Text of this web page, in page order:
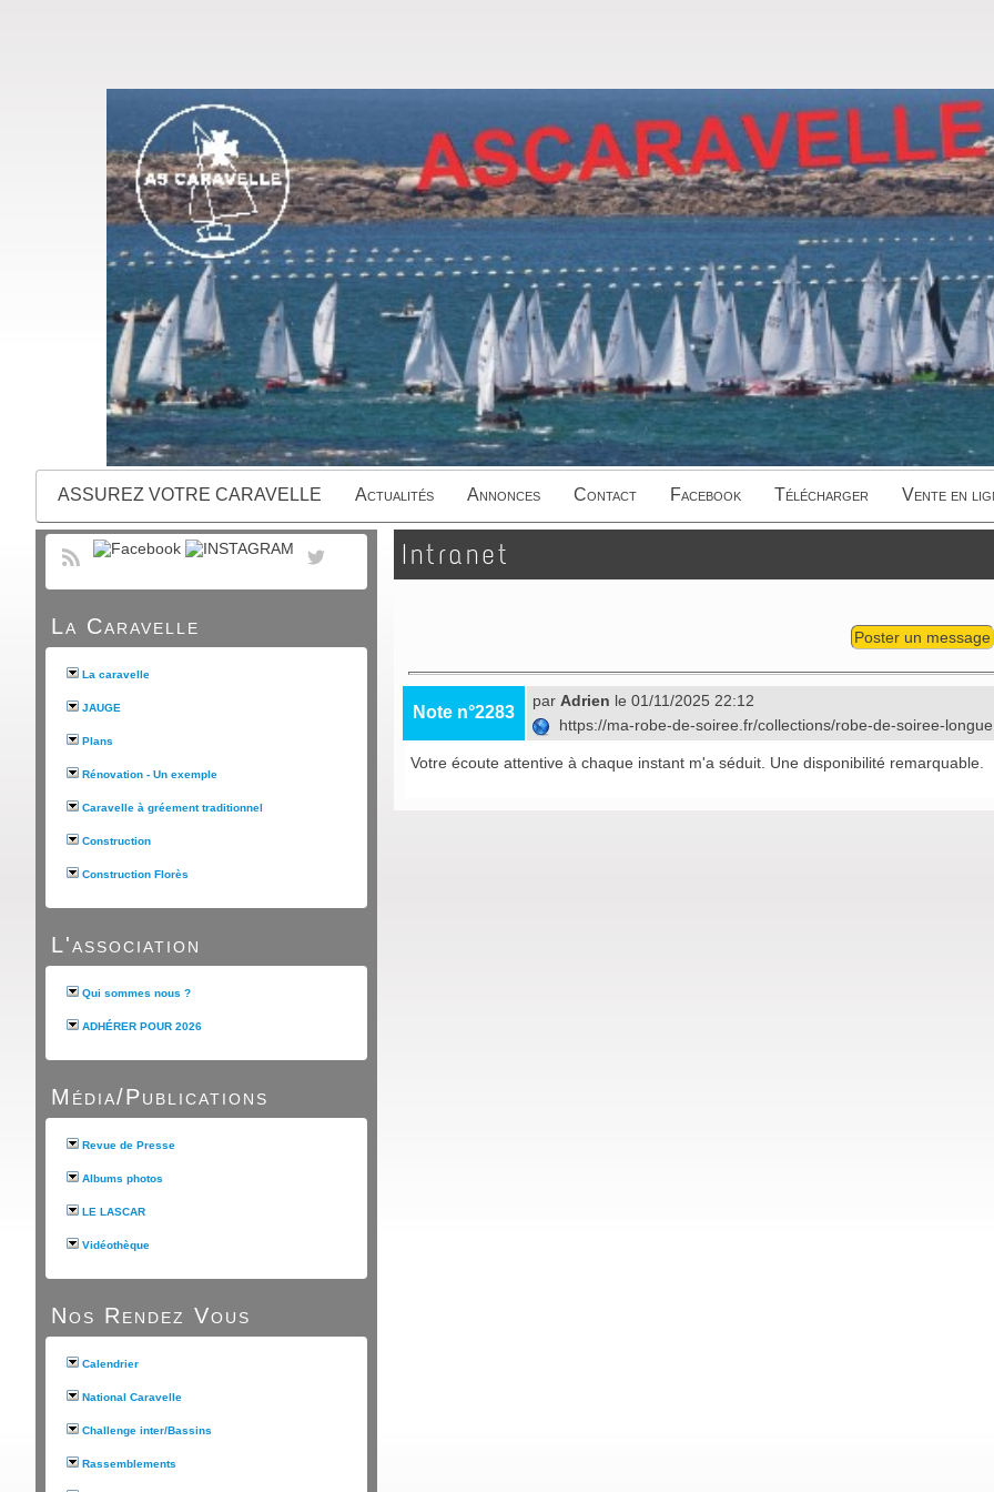
ASSUREZ VOTRE CARAVELLE Actualités Annonces Contact Facebook Télécharger Vente en
La Caravelle
La caravelle
JAUGE
Plans
Rénovation - Un exemple
Caravelle à gréement traditionnel
Construction
Construction Florès
L'association
Qui sommes nous ?
ADHÉRER POUR 2026
Média/Publications
Revue de Presse
Albums photos
LE LASCAR
Vidéothèque
Nos Rendez Vous
Calendrier
National Caravelle
Challenge inter/Bassins
Rassemblements
Intranet
Poster un message
Note n°2283
par Adrien le 01/11/2025 22:12
https://ma-robe-de-soiree.fr/collections/robe-de-soiree-
Votre écoute attentive à chaque instant m'a séduit. Une disponibilité remarquable.